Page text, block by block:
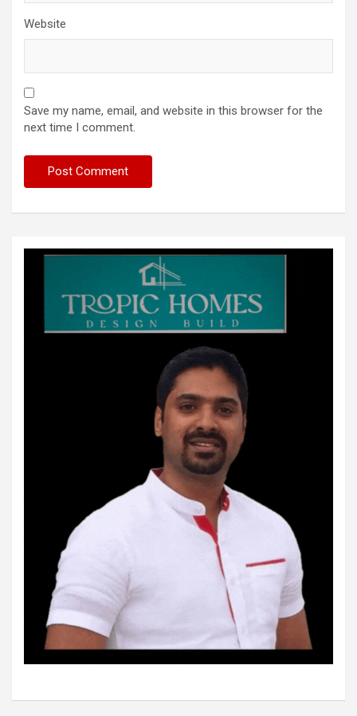
Website
Save my name, email, and website in this browser for the
next time I comment.